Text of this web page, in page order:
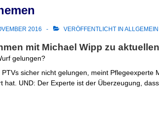
2016 VERÖFFENTLICHT IN ALLGEMEIN
mit Michael Wipp zu
gelungen?
sicher nicht gelungen, meint Pflegeexperte
hat. UND: Der Experte ist der Überzeugung,